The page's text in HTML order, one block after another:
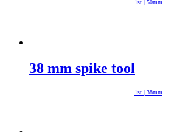
1st | 50mm
38 mm spike tool
1st | 38mm